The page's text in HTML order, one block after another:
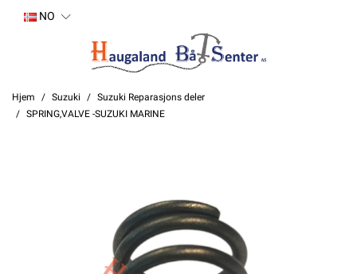
NO
Hjem Suzuki
Suzuki Reparasjons deler
SPRING,VALVE -SUZUKI MARINE